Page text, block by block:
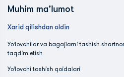
Muhim ma'lumot
Xarid qilishdan oldin
Yo‘lovchilar va bagajlarni tashish
taqdim etish
Yo‘lovchi tashish qoidalari